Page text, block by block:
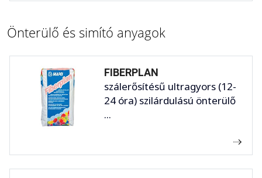
Önterülő és simító anyagok
FIBERPLAN
szálerősítésű ultragyors (12-
24 óra) szilárdulású önterülő
...